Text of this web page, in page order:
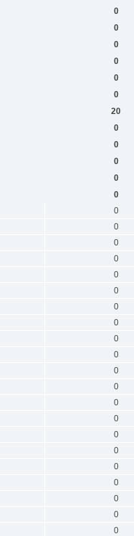
0
0
0
0
0
0
20
0
0
0
0
0
0
0
0
0
0
0
0
0
0
0
0
0
0
0
0
0
0
0
0
0
0